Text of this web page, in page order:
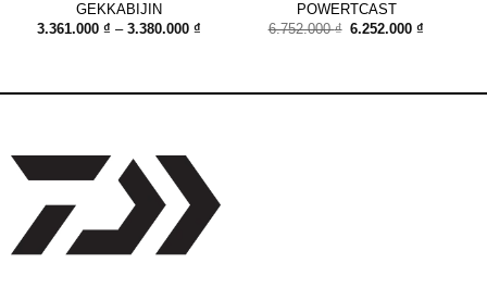
GEKKABIJIN
3.361.000 ₫ – 3.380.000 ₫
3.380.000 ₫
POWERTCAST
6.752.000₫ Giá
6.252.000₫